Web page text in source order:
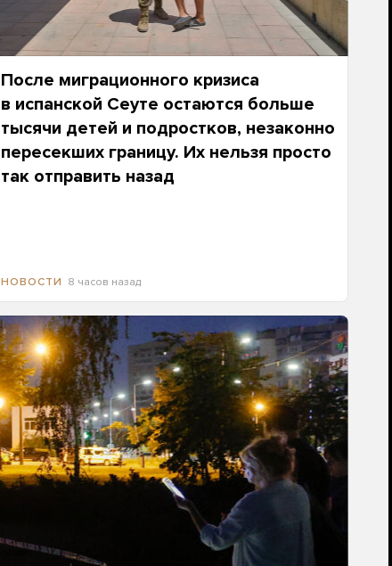
После миграционного кризиса
в испанской Сеуте остаются больше
тысячи детей и подростков, незаконно
пересекших границу. Их нельзя просто
так отправить назад
НОВОСТИ 8 часов назад